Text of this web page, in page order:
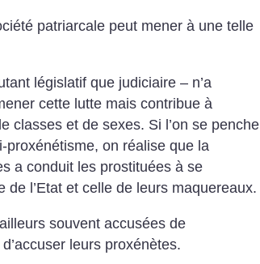
patriarcale peut mener à une telle
législatif que judiciaire – n’a
cette lutte mais contribue à
classes et de sexes. Si l’on se penche
proxénétisme, on réalise que la
a conduit les prostituées à se
de l’Etat et celle de leurs maquereaux.
souvent accusées de
leurs proxénètes.